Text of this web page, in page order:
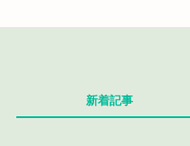
新着記事